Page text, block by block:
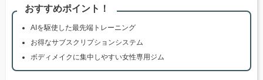
おすすめポイント！
AIを駆使した最先端トレーニング
お得なサブスクリプションシステム
ボディメイクに集中しやすい女性専用ジム